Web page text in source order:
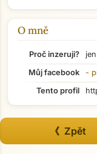
O mně
Proč inzeruji?
Můj facebook
-
Tento profil
《 Zpět